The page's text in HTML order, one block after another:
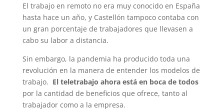
El trabajo en remoto no era muy conocido en España
hasta hace un año, y Castellón tampoco contaba con
un gran porcentaje de trabajadores que llevasen a
cabo su labor a distancia.
Sin embargo, la pandemia ha producido toda una
revolución en la manera de entender los modelos de
trabajo. El teletrabajo ahora está en boca de todos
por la cantidad de beneficios que ofrece, tanto al
trabajador como a la empresa.